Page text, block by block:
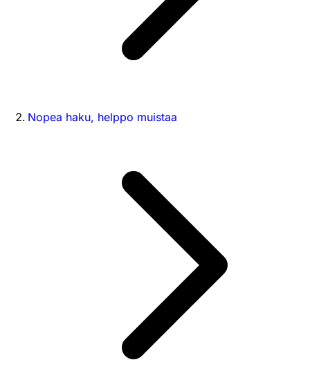
Nopea haku, helppo muistaa